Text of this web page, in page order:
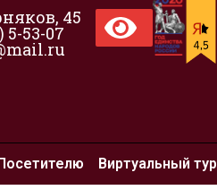
45
5-53-07
Посетителю Виртуальный тур